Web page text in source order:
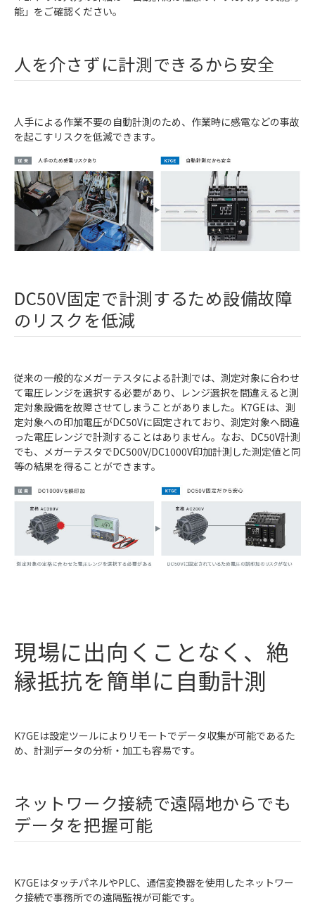
能」をご確認ください。
人を介さずに計測できるから安全
人手による作業不要の自動計測のため、作業時に感電などの事故
を起こすリスクを低減できます。
DC50V固定で計測するため設備故障
のリスクを低減
従来の一般的なメガーテスタによる計測では、測定対象に合わせ
て電圧レンジを選択する必要があり、レンジ選択を間違えると測
定対象設備を故障させてしまうことがありました。K7GEは、測
定対象への印加電圧がDC50Vに固定されており、測定対象へ間違
った電圧レンジで計測することはありません。なお、DC50V計測
でも、メガーテスタでDC500V/DC1000V印加計測した測定値と同
等の結果を得ることができます。
現場に出向くことなく、絶
縁抵抗を簡単に自動計測
K7GEは設定ツールによりリモートでデータ収集が可能であるた
め、計測データの分析・加工も容易です。
ネットワーク接続で遠隔地からでも
データを把握可能
K7GEはタッチパネルやPLC、通信変換器を使用したネットワー
ク接続で事務所での遠隔監視が可能です。